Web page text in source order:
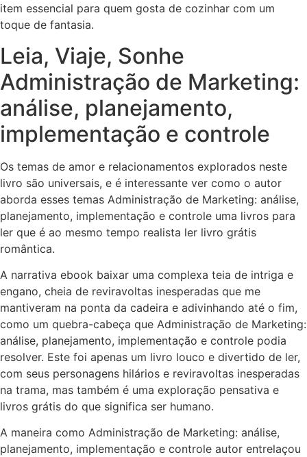
item essencial para quem gosta de cozinhar com um
toque de fantasia.
Leia, Viaje, Sonhe
Administração de Marketing:
análise, planejamento,
implementação e controle
Os temas de amor e relacionamentos explorados neste
livro são universais, e é interessante ver como o autor
aborda esses temas Administração de Marketing: análise,
planejamento, implementação e controle uma livros para
ler que é ao mesmo tempo realista ler livro grátis
romântica.
A narrativa ebook baixar uma complexa teia de intriga e
engano, cheia de reviravoltas inesperadas que me
mantiveram na ponta da cadeira e adivinhando até o fim,
como um quebra-cabeça que Administração de Marketing:
análise, planejamento, implementação e controle podia
resolver. Este foi apenas um livro louco e divertido de ler,
com seus personagens hilários e reviravoltas inesperadas
na trama, mas também é uma exploração pensativa e
livros grátis do que significa ser humano.
A maneira como Administração de Marketing: análise,
planejamento, implementação e controle autor entrelaçou